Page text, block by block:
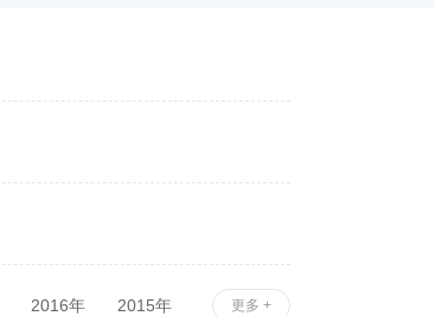
更多 +
2016年
2015年